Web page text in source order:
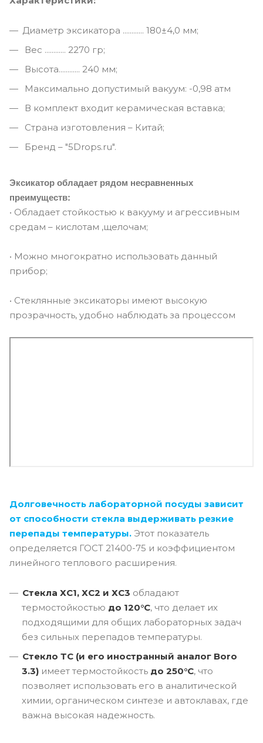
Диаметр эксикатора ............ 180±4,0 мм;
Вес ............ 2270 гр;
Высота............ 240 мм;
Максимально допустимый вакуум: -0,98 атм
В комплект входит керамическая вставка;
Страна изготовления – Китай;
Бренд – "5Drops.ru".
Эксикатор обладает рядом несравненных
преимуществ:
• Обладает стойкостью к вакууму и агрессивным
средам – кислотам ,щелочам;
• Можно многократно использовать данный
прибор;
• Стеклянные эксикаторы имеют высокую
прозрачность, удобно наблюдать за процессом
Долговечность лабораторной посуды зависит
от способности стекла выдерживать резкие
перепады температуры. Этот показатель
определяется ГОСТ 21400-75 и коэффициентом
линейного теплового расширения.
Стекла ХС1, ХС2 и ХС3 обладают
термостойкостью до 120°C, что делает их
подходящими для общих лабораторных задач
без сильных перепадов температуры.
Стекло ТС (и его иностранный аналог Boro
3.3) имеет термостойкость до 250°C, что
позволяет использовать его в аналитической
химии, органическом синтезе и автоклавах, где
важна высокая надежность.